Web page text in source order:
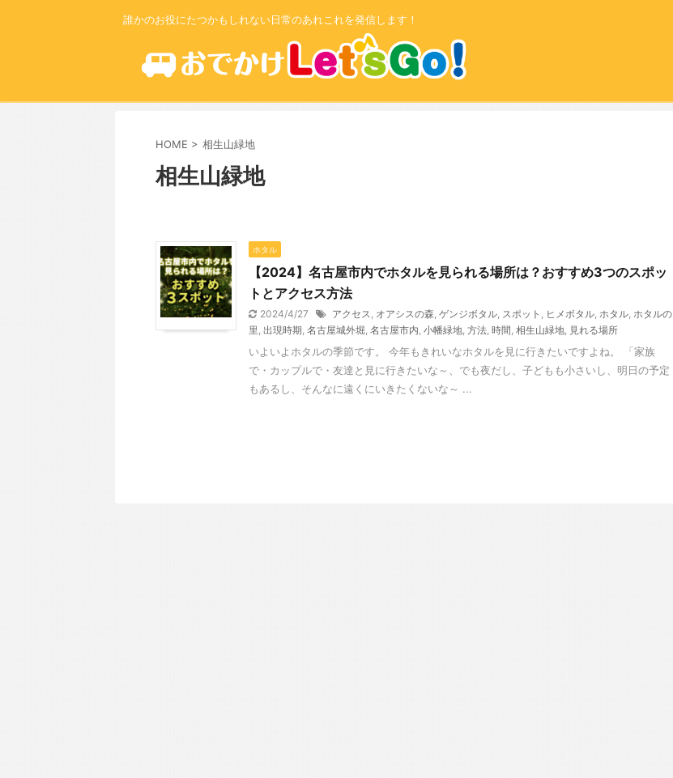
誰かのお役にたつかもしれない日常のあれこれを発信します！
HOME > 相生山緑地
相生山緑地
ホタル
【2024】名古屋市内でホタルを見られる場所は？おすすめ3つのスポッ
トとアクセス方法
2024/4/27 アクセス, オアシスの森, ゲンジボタル, スポット , ヒメボタル, ホタル, ホタルの
里 , 出現時期, 名古屋城外堀, 名古屋市内, 小幡緑地, 方法, 時間, 相生山緑地, 見れる場所
いよいよホタルの季節です。 今年もきれいなホタルを見に行きたいですよね。 「家族
で・カップルで・友達と見に行きたいな～、でも夜だし、子どもも小さいし、明日の予定
もあるし、そんなに遠くにいきたくないな～ ...